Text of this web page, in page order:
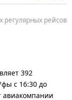
регулярных рейсов
392
с 16:30 до
авиакомпании